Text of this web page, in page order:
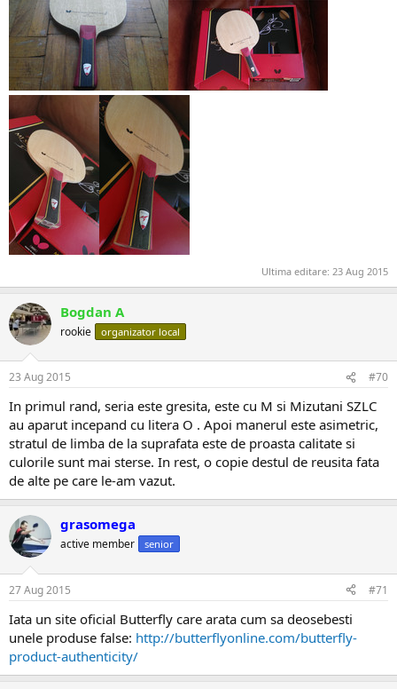
Ultima editare: 23 Aug 2015
Bogdan A
rookie organizator local
23 Aug 2015 #70
In primul rand, seria este gresita, este cu M si Mizutani SZLC
au aparut incepand cu litera O . Apoi manerul este asimetric,
stratul de limba de la suprafata este de proasta calitate si
culorile sunt mai sterse. In rest, o copie destul de reusita fata
de alte pe care le-am vazut.
grasomega
active member senior
27 Aug 2015 #71
Iata un site oficial Butterfly care arata cum sa deosebesti
unele produse false: http://butterflyonline.com/butterfly-
product-authenticity/